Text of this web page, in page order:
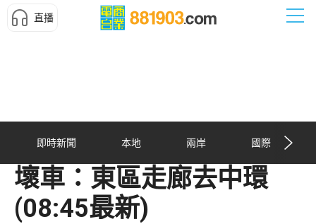
直播
即時新聞 本地 兩岸 國際
壞車：東區走廊去中環
(08:45最新)